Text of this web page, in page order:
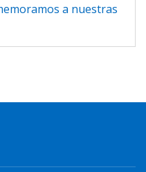
a nuestras